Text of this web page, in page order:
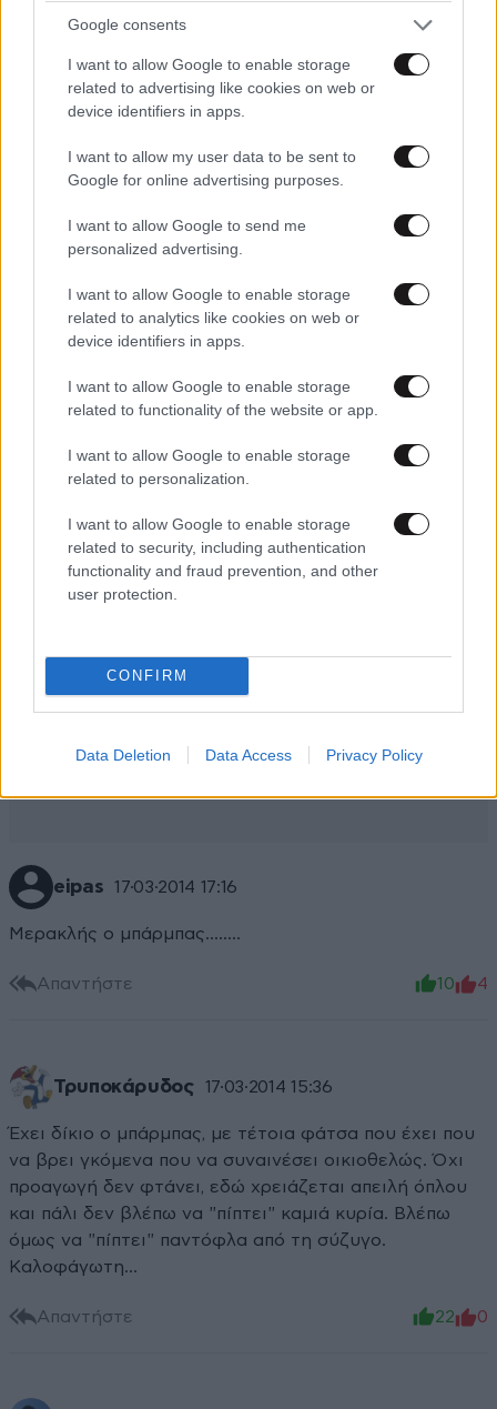
Google consents
I want to allow Google to enable storage
related to advertising like cookies on web or
device identifiers in apps.
I want to allow my user data to be sent to
Google for online advertising purposes.
I want to allow Google to send me
personalized advertising.
I want to allow Google to enable storage
related to analytics like cookies on web or
device identifiers in apps.
I want to allow Google to enable storage
related to functionality of the website or app.
I want to allow Google to enable storage
related to personalization.
I want to allow Google to enable storage
related to security, including authentication
functionality and fraud prevention, and other
user protection.
CONFIRM
Data Deletion Data Access Privacy Policy
Xαρακτήρες: 0/1000
Nikos Athinaios 18·03·2014 00:24
Αν ησουν στην ελλαδα μπαρμπα μου, οχι τριο αλλα με
ποδοσφαιρική ομαδα θα το εκανες!!! Γιατι δεν
ρωταγες;; για φερε την επιχείρηση σ' κάττ....
Απαντήστε
eipas 17·03·2014 17:16
Μερακλής ο μπάρμπας........
Απαντήστε 10 4
Τρυποκάρυδος 17·03·2014 15:36
Έχει δίκιο ο μπάρμπας, με τέτοια φάτσα που έχει που
να βρει γκόμενα που να συναινέσει οικιοθελώς. Όχι
προαγωγή δεν φτάνει, εδώ χρειάζεται απειλή όπλου
και πάλι δεν βλέπω να "πίπτει" καμιά κυρία. Βλέπω
όμως να "πίπτει" παντόφλα από τη σύζυγο.
Καλοφάγωτη...
Απαντήστε 22 0